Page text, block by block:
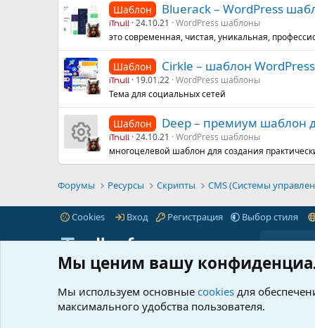
Шаблон Bluerack – WordPress
iTnull 24.10.21
WordPress шаблоны
это современная, чистая, уникальная,
Шаблон Cirkle – шаблон
iTnull 19.01.22 WordPress шаблоны
Тема для социальных сетей
И
к
о
н
к
а
Шаблон Deep – премиум шаблон
iTnull 24.10.21
WordPress шаблоны
многоцелевой шаблон для создания
Форумы Ресурсы Скрипты CMS (Системы
Cookies Вход Регистрация Выбор стиля
iTnull.info - это популярный форум для веб-
мастеров любого уровня. Читать далее...
© 2021-2026 iTnull.info |XenForo® © 2026 XenForo Ltd.
Мы ценим вашу
Мы используем основные cookies для
максимального удобства пользователя.